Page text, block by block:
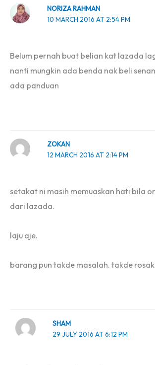
NORIZA RAHMAN
10 MARCH 2016 AT 2:54 PM
Belum pernah buat belian kat lazada
nanti mungkin ada benda nak beli
ada panduan
ZOKAN
12 MARCH 2016 AT 2:14 PM
setakat ni masih memuaskan hati bila
dari lazada.
laju aje.
barang pun takde masalah. takde
SHAM
29 JULY 2016 AT 6:12 PM